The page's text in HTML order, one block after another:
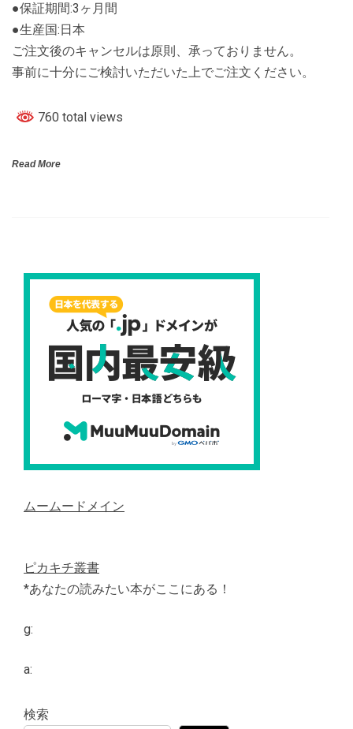
●保証期間:3ヶ月間
●生産国:日本
ご注文後のキャンセルは原則、承っておりません。
事前に十分にご検討いただいた上でご注文ください。
760 total views
Read More
ムームードメイン
ピカキチ叢書
*あなたの読みたい本がここにある！
g:
a:
検索